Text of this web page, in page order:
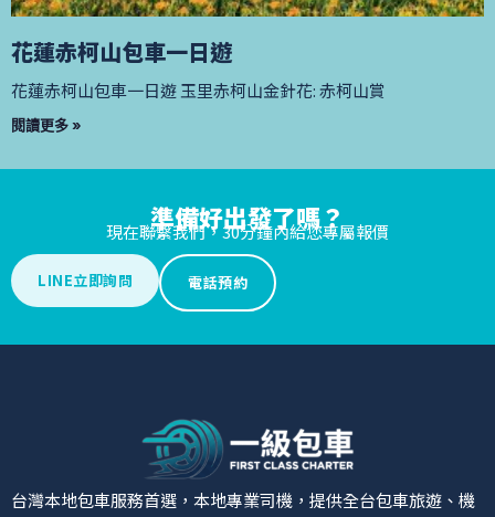
花蓮赤柯山包車一日遊
花蓮赤柯山包車一日遊 玉里赤柯山金針花: 赤柯山賞
閱讀更多 »
準備好出發了嗎？
現在聯繫我們，30分鐘內給您專屬報價
LINE立即詢問 電話預約
台灣本地包車服務首選，本地專業司機，提供全台包車旅遊、機